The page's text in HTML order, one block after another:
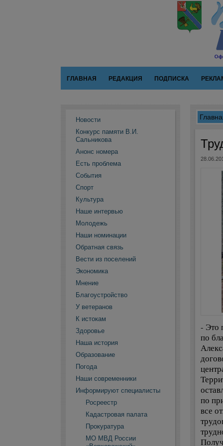
ГЛАВНАЯ РЕДАКЦИЯ ПОДПИСКА
Новости
Конкурс памяти В.И.
Сальникова
Анонс номера
Есть проблема
События
Спорт
Культура
Наше интервью
Молодежь
Наши номинации
Обратная связь
Вести из поселений
Экономика
Мнение
Благоустройство
У ветеранов
К истокам
Здоровье
Наша история
Образование
Погода
Наши современники
Информируют специалисты
Росреестр
Кадастровая палата
Прокуратура
МО МВД России
- Это
по
по
все